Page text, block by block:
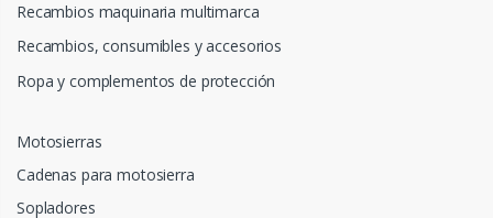
Recambios maquinaria multimarca
Recambios, consumibles y accesorios
Ropa y complementos de protección
Motosierras
Cadenas para motosierra
Sopladores